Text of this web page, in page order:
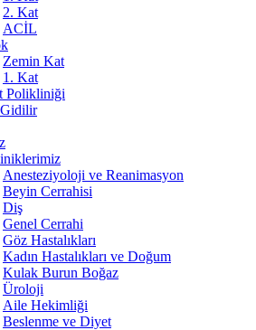
2. Kat
ACİL
Zemin Kat
1. Kat
Polikliniği
Gidilir
Anesteziyoloji ve Reanimasyon
Beyin Cerrahisi
Diş
Genel Cerrahi
Göz Hastalıkları
Kadın Hastalıkları ve Doğum
Kulak Burun Boğaz
Üroloji
Aile Hekimliği
Beslenme ve Diyet